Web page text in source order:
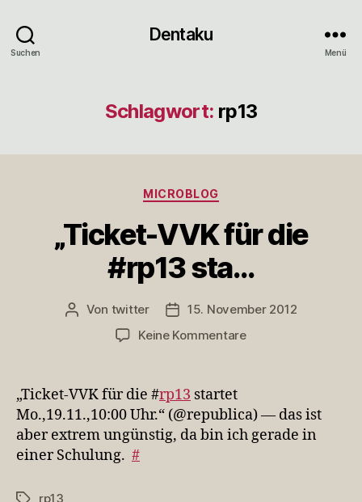
Suchen
Dentaku
Menü
Schlagwort: rp13
Kategorien
MICROBLOG
„Ticket-VVK für die
#rp13 sta…
Beitragsautor
Von twitter Veröffentlichungsdatum
15. November 2012
Keine Kommentarezu
die
#rp13
sta…
„Ticket-VVK für die #rp13 startet
Mo.,19.11.,10:00 Uhr.“ (@republica) — das ist
aber extrem ungünstig, da bin ich gerade in
einer Schulung. #
Schlagwörter
rp13